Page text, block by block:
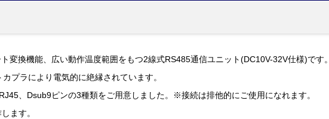
変換機能、広い動作温度範囲をもつ2線式RS485通信ユニット(DC10V-32V仕様)です。
プラにより電気的に絶縁されています。
、Dsub9ピンの3種類をご用意しました。※接続は排他的にご使用になれます。
ます。